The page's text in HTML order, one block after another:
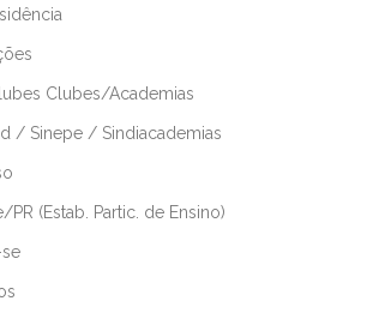
Clubes/Academias
/ Sinepe / Sindiacademias
PR (Estab. Partic. de Ensino)